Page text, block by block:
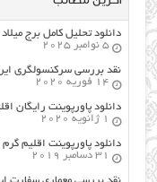
دانلود تحلیل کامل برج میلاد
5 نوامبر 2025
نقد بررسی سرکنسولگری
14 فوریه 2020
دانلود پاورپوینت رایگان
1 ژانویه 2020
دانلود پاورپوینت اقلیم
31 دسامبر 2019